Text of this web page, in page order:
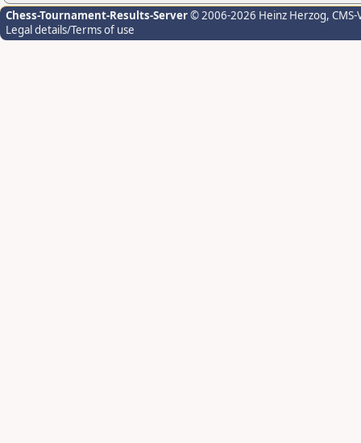
Chess-Tournament-Results-Server© 2006-2026 Heinz Herzog,
Legal details/Terms of use